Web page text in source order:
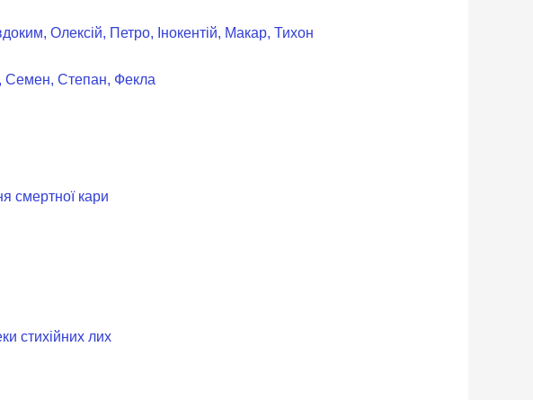
Олексій, Петро, Інокентій, Макар, Тихон
Семен, Степан, Фекла
смертної кари
стихійних лих